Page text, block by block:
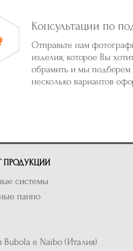
Консультации по
Отправьте нам
изделия, которое Вы
обрамить и мы подберем
несколько вариантов
ПРОДУКЦИИ
системы
панно
Bubola e Naibo (Италия)